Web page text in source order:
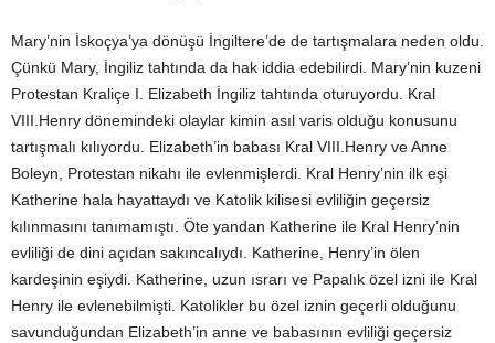
Mary’nin İskoçya’ya dönüşü İngiltere’de de tartışmalara neden oldu.
Çünkü Mary, İngiliz tahtında da hak iddia edebilirdi. Mary’nin kuzeni
Protestan Kraliçe I. Elizabeth İngiliz tahtında oturuyordu. Kral
VIII.Henry dönemindeki olaylar kimin asıl varis olduğu konusunu
tartışmalı kılıyordu. Elizabeth’in babası Kral VIII.Henry ve Anne
Boleyn, Protestan nikahı ile evlenmişlerdi. Kral Henry’nin ilk eşi
Katherine hala hayattaydı ve Katolik kilisesi evliliğin geçersiz
kılınmasını tanımamıştı. Öte yandan Katherine ile Kral Henry’nin
evliliği de dini açıdan sakıncalıydı. Katherine, Henry’in ölen
kardeşinin eşiydi. Katherine, uzun ısrarı ve Papalık özel izni ile Kral
Henry ile evlenebilmişti. Katolikler bu özel iznin geçerli olduğunu
savunduğundan Elizabeth’in anne ve babasının evliliği geçersiz